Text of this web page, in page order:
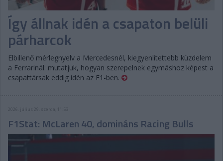
Így állnak idén a csapaton belüli
párharcok
Elbillenő mérlegnyelv a Mercedesnél, kiegyenlítettebb küzdelem
a Ferrarinál: mutatjuk, hogyan szerepelnek egymáshoz képest a
csapattársak eddig idén az F1-ben.
2026. július 29. szerda, 11:53
F1Stat: McLaren 40, domináns Racing Bulls